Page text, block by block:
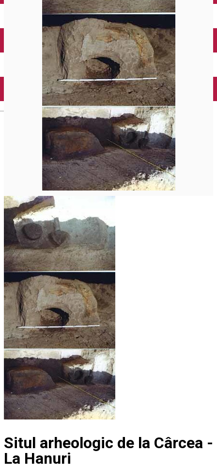
Închirieri auto
Închirieri biciclete
Încărcare vehicule electrice
Situl arheologic de la Cârcea -
La Hanuri